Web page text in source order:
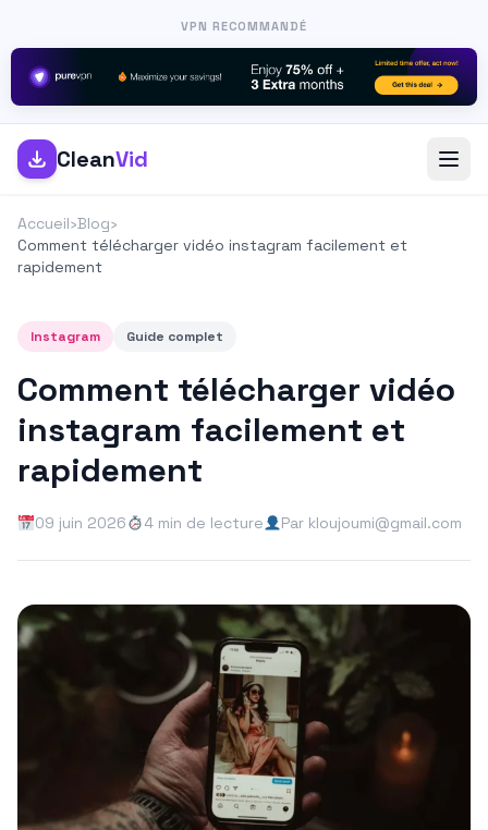
VPN RECOMMANDÉ
CleanVid
Accueil›Blog›
Comment télécharger vidéo instagram facilement et
rapidement
Instagram Guide complet
Comment télécharger vidéo
instagram facilement et
rapidement
09 juin 2026 4 min de lecture Par kloujoumi@gmail.com